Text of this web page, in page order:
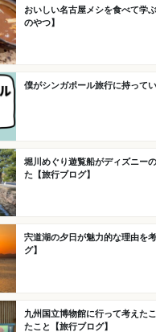
おいしい名古屋メシを食べて学
のやつ】
僕がシンガポール旅行に持って
堀川めぐり遊覧船がディズニー
た【旅行ブログ】
宍道湖の夕日が魅力的な理由を
グ】
九州国立博物館に行って考えた
たこと【旅行ブログ】